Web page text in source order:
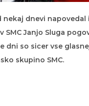
nekaj dnevi
SMC Janjo Sluga
dni so sicer vse
skupino SMC.